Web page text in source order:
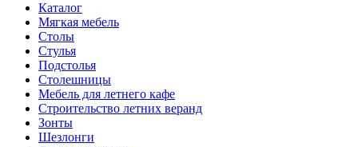
Каталог
Мягкая мебель
Столы
Стулья
Подстолья
Столешницы
Мебель для летнего кафе
Строительство летних веранд
Зонты
Шезлонги